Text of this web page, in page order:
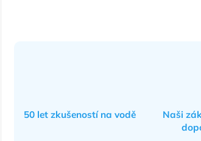
50 let zkušeností na vodě
Naši